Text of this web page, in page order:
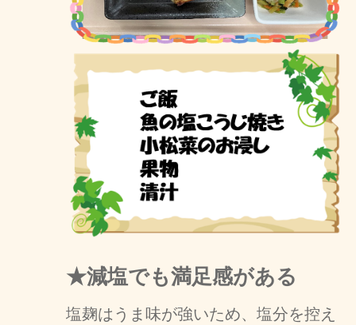
★減塩でも満足感がある
塩麹はうま味が強いため、塩分を控え